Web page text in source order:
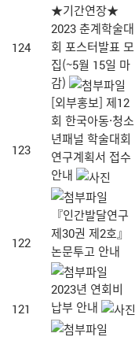
124
★기간연장★
2023 춘계학술대
회 포스터발표 모
집(~5월 15일 마
감)
123
[외부홍보] 제12
회 한국아동·청소
년패널 학술대회
연구계획서 접수
안내
122
『인간발달연구
제30권 제2호』
논문투고 안내
121
2023년 연회비
납부 안내